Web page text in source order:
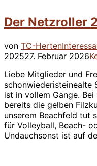
des
“Sterne
des
Sport”-
Preises”
Der Netzroller
von TC-Herten
202527. Februar 2026
Liebe Mitglieder und
schonwiederisteinealte
ist in vollem Gange.
bereits die gelben
unserem Beachfeld tut
für Volleyball, Beach-
Undauchsonst ist auf